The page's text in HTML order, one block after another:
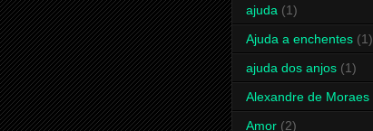
ajuda (1)
Ajuda a enchentes (1)
ajuda dos anjos (1)
Alexandre de Moraes
Amor (2)